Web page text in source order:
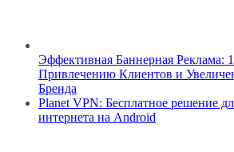
Эффективная Баннерная Реклама:
Привлечению Клиентов и
Бренда
Planet VPN: Бесплатное решение
интернета на Android